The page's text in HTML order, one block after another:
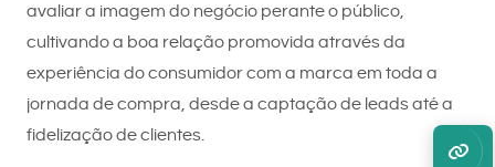
avaliar a imagem do negócio perante o público,
cultivando a boa relação promovida através da
experiência do consumidor com a marca em toda a
jornada de compra, desde a captação de leads até a
fidelização de clientes.